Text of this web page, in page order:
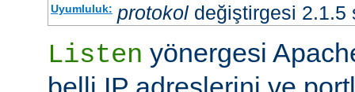
Uyumluluk: protokoldeğiştirgesi 2.1.5
Listen yönergesi